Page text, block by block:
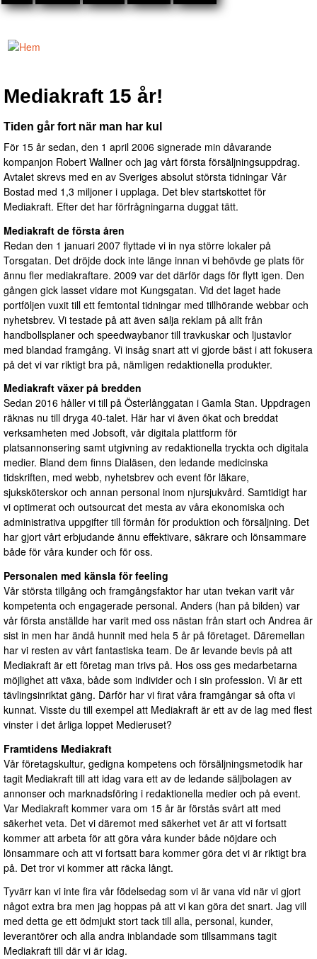
- Telefon 08-23
45 30
Mediakraft 15 år!
Tiden går fort när man har kul
För 15 år sedan, den 1 april 2006 signerade min dåvarande
kompanjon Robert Wallner och jag vårt första försäljningsuppdrag.
Avtalet skrevs med en av Sveriges absolut största tidningar Vår
Bostad med 1,3 miljoner i upplaga. Det blev startskottet för
Mediakraft. Efter det har förfrågningarna duggat tätt.
Mediakraft de första åren
Redan den 1 januari 2007 flyttade vi in nya större lokaler på
Torsgatan. Det dröjde dock inte länge innan vi behövde ge plats för
ännu fler mediakraftare. 2009 var det därför dags för flytt igen. Den
gången gick lasset vidare mot Kungsgatan. Vid det laget hade
portföljen vuxit till ett femtontal tidningar med tillhörande webbar och
nyhetsbrev. Vi testade på att även sälja reklam på allt från
handbollsplaner och speedwaybanor till travkuskar och ljustavlor
med blandad framgång. Vi insåg snart att vi gjorde bäst i att fokusera
på det vi var riktigt bra på, nämligen redaktionella produkter.
Mediakraft växer på bredden
Sedan 2016 håller vi till på Österlånggatan i Gamla Stan. Uppdragen
räknas nu till dryga 40-talet. Här har vi även ökat och breddat
verksamheten med Jobsoft, vår digitala plattform för
platsannonsering samt utgivning av redaktionella tryckta och digitala
medier. Bland dem finns Dialäsen, den ledande medicinska
tidskriften, med webb, nyhetsbrev och event för läkare,
sjuksköterskor och annan personal inom njursjukvård. Samtidigt har
vi optimerat och outsourcat det mesta av våra ekonomiska och
administrativa uppgifter till förmån för produktion och försäljning. Det
har gjort vårt erbjudande ännu effektivare, säkrare och lönsammare
både för våra kunder och för oss.
Personalen med känsla för feeling
Vår största tillgång och framgångsfaktor har utan tvekan varit vår
kompetenta och engagerade personal. Anders (han på bilden) var
vår första anställde har varit med oss nästan från start och Andrea är
sist in men har ändå hunnit med hela 5 år på företaget. Däremellan
har vi resten av vårt fantastiska team. De är levande bevis på att
Mediakraft är ett företag man trivs på. Hos oss ges medarbetarna
möjlighet att växa, både som individer och i sin profession. Vi är ett
tävlingsinriktat gäng. Därför har vi firat våra framgångar så ofta vi
kunnat. Visste du till exempel att Mediakraft är ett av de lag med flest
vinster i det årliga loppet Medieruset?
Framtidens Mediakraft
Vår företagskultur, gedigna kompetens och försäljningsmetodik har
tagit Mediakraft till att idag vara ett av de ledande säljbolagen av
annonser och marknadsföring i redaktionella medier och på event.
Var Mediakraft kommer vara om 15 år är förstås svårt att med
säkerhet veta. Det vi däremot med säkerhet vet är att vi fortsatt
kommer att arbeta för att göra våra kunder både nöjdare och
lönsammare och att vi fortsatt bara kommer göra det vi är riktigt bra
på. Det tror vi kommer att räcka långt.
Tyvärr kan vi inte fira vår födelsedag som vi är vana vid när vi gjort
något extra bra men jag hoppas på att vi kan göra det snart. Jag vill
med detta ge ett ödmjukt stort tack till alla, personal, kunder,
leverantörer och alla andra inblandade som tillsammans tagit
Mediakraft till där vi är idag.